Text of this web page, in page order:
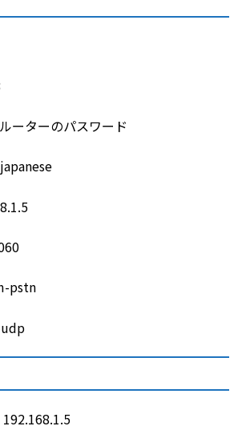
ターのパスワード
pstn